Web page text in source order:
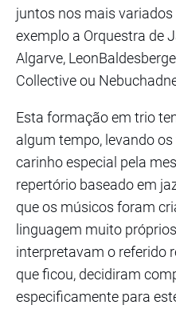
juntos nos mais
exemplo a Orquestra de
Algarve,
Collective ou
Esta formação em trio
algum tempo, levando
carinho especial pela
repertório baseado em
que os músicos foram
linguagem muito
interpretavam o referido
que ficou, decidiram
especificamente para